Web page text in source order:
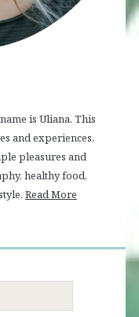
is Uliana. This
and experiences,
pleasures and
healthy food,
Read More